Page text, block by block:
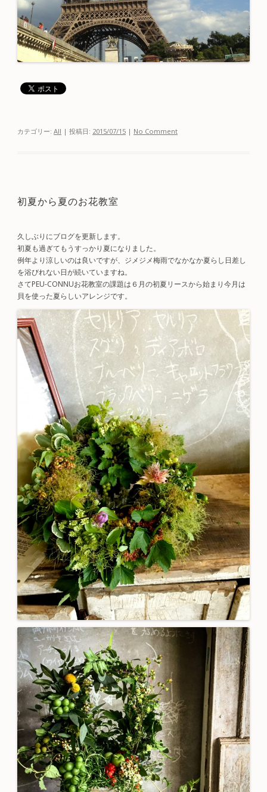
カテゴリー: All | 投稿日: 2015/07/15 | No Comment
初夏から夏のお花教室
久しぶりにブログを更新します。
初夏も過ぎてもうすっかり夏になりました。
例年より涼しいのは良いですが、ジメジメ梅雨でなかなか夏らし日差し
を浴びれない日が続いていますね。
さてPEU-CONNUお花教室の課題は６月の初夏リースから始まり今月は
貝を使った夏らしいアレンジです。